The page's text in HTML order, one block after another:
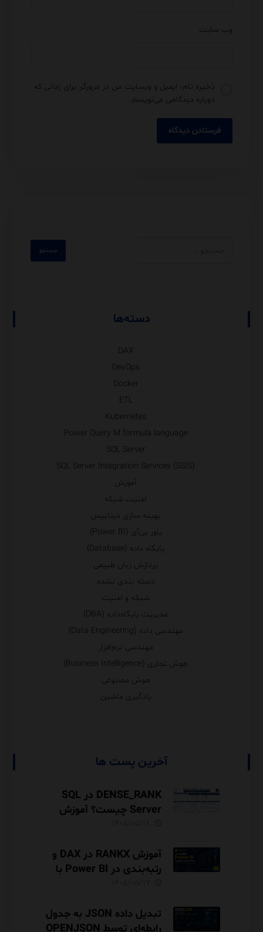
وب‌ سایت
ذخیره نام، ایمیل و وبسایت من در مرورگر برای زمانی که
دوباره دیدگاهی می‌نویسم.
دسته‌ها
DAX
DevOps
Docker
ETL
Kubernetes
Power Query M formula language
SQL Server
SQL Server Integration Services (SSIS)
آموزش
امنیت شبکه
بهینه سازی دیتابیس
پاور بی‌آی (Power BI)
پایگاه داده (Database)
پردازش زبان طبیعی
دسته بندی نشده
شبکه و امنیت
مدیریت پایگاه‌داده (DBA)
مهندسی داده (Data Engineering)
مهندسی نرم‌افزار
هوش تجاری (Business Intelligence)
هوش مصنوعی
یادگیری ماشین
آخرین پست ها
DENSE_RANK در SQL
Server چیست؟ آموزش
آموزش RANKX در DAX و
رتبه‌بندی در Power BI با
تبدیل داده JSON به جدول
رابطه‌ای توسط OPENJSON